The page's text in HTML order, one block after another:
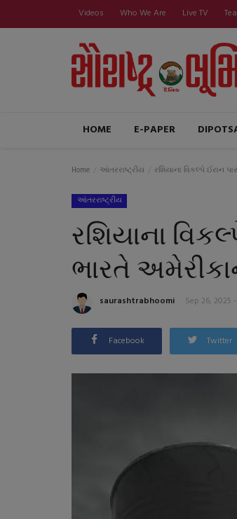
Videos Who We Are Live TV
HOME E-PAPER
Home આંતરરાષ્ટ્રીય રશિયાના વિકલ્પે ઈરાન
આંતરરાષ્ટ્રીય
રશિયાના
ભારતે
saurashtrabhoomi Sep 26, 2025 -
Facebook Twitter